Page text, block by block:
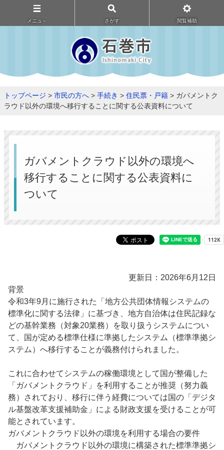
メニュ－ さがす 閲覧補助
トップページ > 市民の方へ > 手続き > 住民票・戸籍 > ガバメントク
ラウド以外の環境へ移行することに関する公表資料について
ガバメントクラウド以外の環境へ
移行することに関する公表資料に
ついて
更新日：2026年6月12日
背景
令和3年9月に施行された「地方公共団体情報システムの
標準化に関する法律」に基づき、地方自治体は住民記録な
どの基幹業務（対象20業務）を取り扱うシステムについ
て、国が定める標準仕様に準拠したシステム（標準準拠シ
ステム）へ移行することが義務付けられました。
これに合わせてシステムの稼働環境として国が整備した
「ガバメントクラウド」を利用することが推奨（努力義
務）されており、移行に伴う経費については国の「デジタ
ル基盤改革支援補助金」による財政支援を受けることが可
能とされています。
ガバメントクラウド以外の環境を利用する場合の要件
ガバメントクラウド以外の環境に構築された標準準拠シ